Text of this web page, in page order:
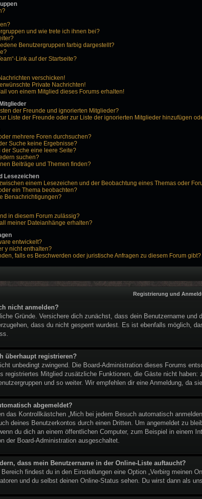
und wie trete ich ihnen bei?
Benutzergruppen farbig dargestellt?
Link auf der Startseite?
verschicken!
Private Nachrichten!
von einem Mitglied dieses Forums erhalten!
der Freunde und ignorierten Mitglieder?
Liste der Freunde oder zur Liste der ignorierten Mitglieder hinzufügen
mehrere Foren durchsuchen?
Suche keine Ergebnisse?
Suche eine leere Seite?
suchen?
Beiträge und Themen finden?
Lesezeichen
einem Lesezeichen und der Beobachtung eines Themas oder
ein Thema beobachten?
Benachrichtigungen?
in diesem Forum zulässig?
meiner Dateianhänge erhalten?
entwickelt?
y nicht enthalten?
falls es Beschwerden oder juristische Anfragen zu diesem Forum gibt?
Registrierung und
nicht anmelden?
Gründe. Versichere dich zunächst, dass dein Benutzername
dass du nicht gesperrt wurdest. Es ist ebenfalls möglich,
überhaupt registrieren?
unbedingt zwingend. Die Board-Administration dieses Forums
registriertes Mitglied zusätzliche Funktionen, die Gäste nicht
und so weiter. Wir empfehlen dir eine Anmeldung, da
abgemeldet?
das Kontrollkästchen „Mich bei jedem Besuch automatisch
deines Benutzerkontos durch einen Dritten. Um angemeldet zu
du dich an einem öffentlichen Computer, zum Beispiel in einem
der Board-Administration ausgeschaltet.
dass mein Benutzername in der Online-Liste auftaucht?
Bereich findest du in den Einstellungen eine Option „Verbirg meinen
und du selbst deinen Online-Status sehen. Du wirst dann als